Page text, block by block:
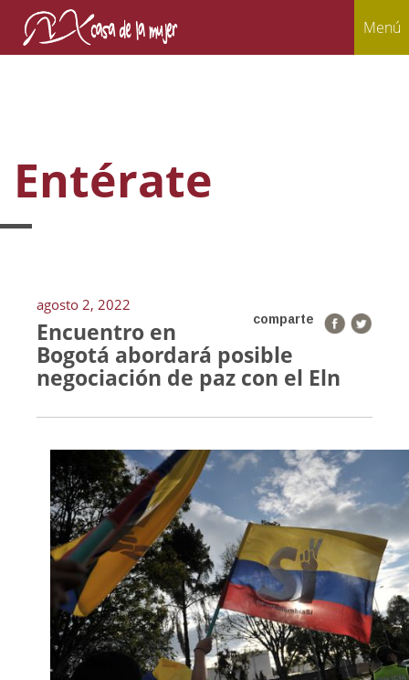
Menú
Entérate
agosto 2, 2022
comparte
Encuentro en
Bogotá abordará posible
negociación de paz con el Eln